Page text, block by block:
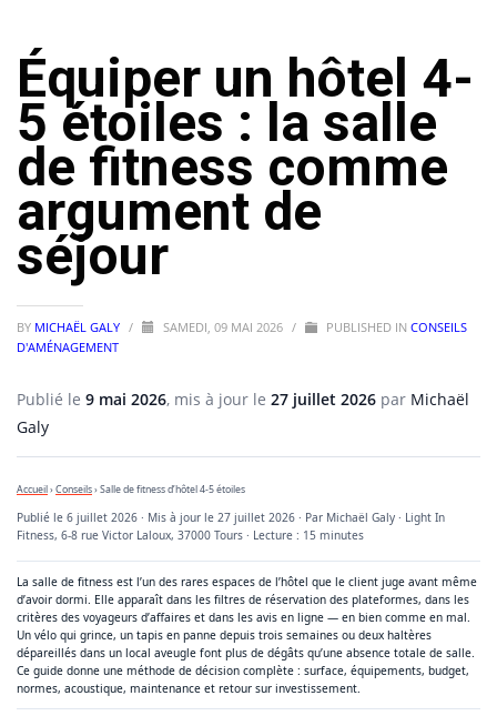
Équiper un hôtel 4-
5 étoiles : la salle
de fitness comme
argument de
séjour
BY MICHAËL GALY / SAMEDI, 09 MAI 2026 / PUBLISHED IN CONSEILS
D'AMÉNAGEMENT
Publié le 9 mai 2026, mis à jour le 27 juillet 2026 par Michaël
Galy
Accueil›Conseils› Salle de fitness d’hôtel 4-5 étoiles
Publié le 6 juillet 2026 · Mis à jour le 27 juillet 2026 · Par Michaël Galy · Light In
Fitness, 6-8 rue Victor Laloux, 37000 Tours · Lecture : 15 minutes
La salle de fitness est l’un des rares espaces de l’hôtel que le client juge avant même
d’avoir dormi. Elle apparaît dans les filtres de réservation des plateformes, dans les
critères des voyageurs d’affaires et dans les avis en ligne — en bien comme en mal.
Un vélo qui grince, un tapis en panne depuis trois semaines ou deux haltères
dépareillés dans un local aveugle font plus de dégâts qu’une absence totale de salle.
Ce guide donne une méthode de décision complète : surface, équipements, budget,
normes, acoustique, maintenance et retour sur investissement.